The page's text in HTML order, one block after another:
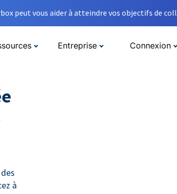
peut vous aider à atteindre vos objectifs de
Entreprise Connexion
à